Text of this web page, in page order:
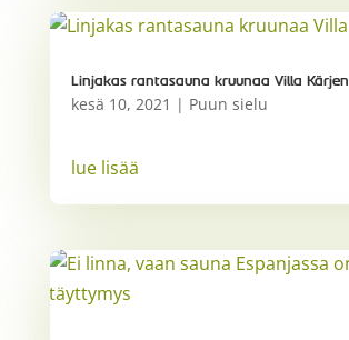
Linjakas rantasauna kruunaa Villa Kärjen
kesä 10, 2021 | Puun sielu
lue lisää